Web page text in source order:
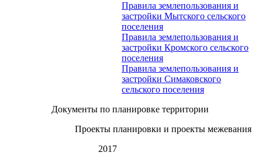
Правила землепользования и
застройки Мытского сельского
поселения
Правила землепользования и
застройки Кромского сельского
поселения
Правила землепользования и
застройки Симаковского
сельского поселения
Документы по планировке территории
Проекты планировки и проекты межевания
2017